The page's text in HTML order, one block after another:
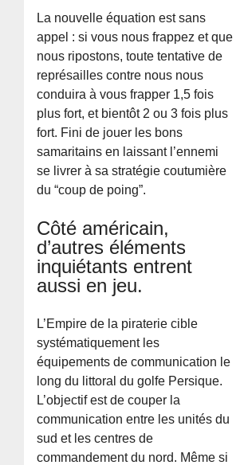
La nouvelle équation est sans
appel : si vous nous frappez et que
nous ripostons, toute tentative de
représailles contre nous nous
conduira à vous frapper 1,5 fois
plus fort, et bientôt 2 ou 3 fois plus
fort. Fini de jouer les bons
samaritains en laissant l’ennemi
se livrer à sa stratégie coutumière
du “coup de poing”.
Côté américain,
d’autres éléments
inquiétants entrent
aussi en jeu.
L’Empire de la piraterie cible
systématiquement les
équipements de communication le
long du littoral du golfe Persique.
L’objectif est de couper la
communication entre les unités du
sud et les centres de
commandement du nord. Même si